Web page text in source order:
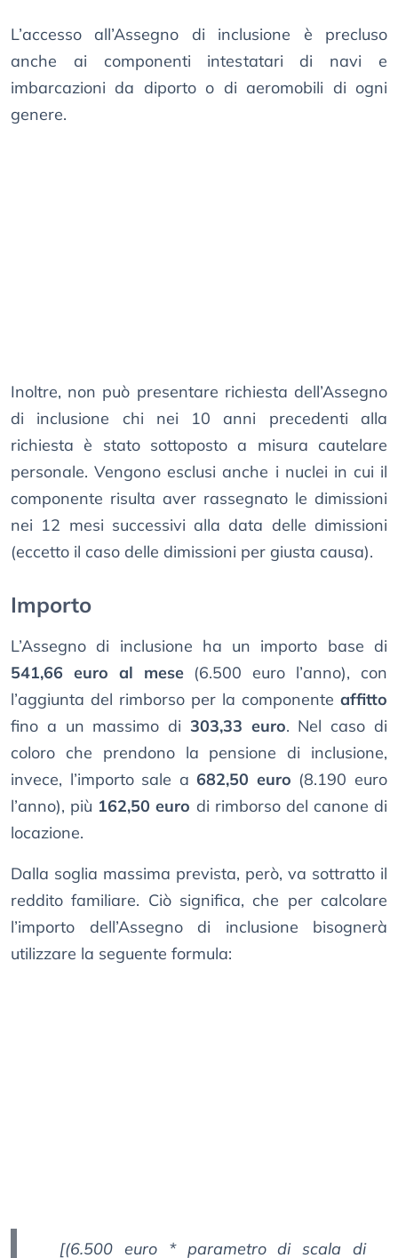
L’accesso all’Assegno di inclusione è precluso
anche ai componenti intestatari di navi e
imbarcazioni da diporto o di aeromobili di ogni
genere.
Inoltre, non può presentare richiesta dell’Assegno
di inclusione chi nei 10 anni precedenti alla
richiesta è stato sottoposto a misura cautelare
personale. Vengono esclusi anche i nuclei in cui il
componente risulta aver rassegnato le dimissioni
nei 12 mesi successivi alla data delle dimissioni
(eccetto il caso delle dimissioni per giusta causa).
Importo
L’Assegno di inclusione ha un importo base di
541,66 euro al mese(6.500 euro l’anno), con
l’aggiunta del rimborso per la componente affitto
fino a un massimo di 303,33 euro. Nel caso di
coloro che prendono la pensione di inclusione,
invece, l’importo sale a682,50 euro (8.190 euro
l’anno), più 162,50 euro di rimborso del canone di
locazione.
Dalla soglia massima prevista, però, va sottratto il
reddito familiare. Ciò significa, che per calcolare
l’importo dell’Assegno di inclusione bisognerà
utilizzare la seguente formula:
[(6.500 euro * parametro di scala di